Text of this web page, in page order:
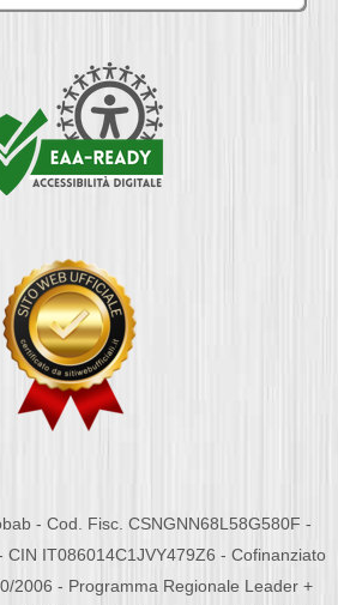
- Cod. Fisc. CSNGNN68L58G580F -
CIN IT086014C1JVY479Z6 - Cofinanziato
2006 - Programma Regionale Leader +